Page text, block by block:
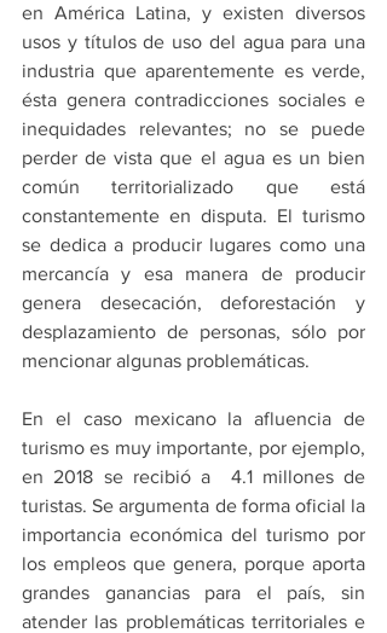
en América Latina, y existen diversos
usos y títulos de uso del agua para una
industria que aparentemente es verde,
ésta genera contradicciones sociales e
inequidades relevantes; no se puede
perder de vista que el agua es un bien
común territorializado que está
constantemente en disputa. El turismo
se dedica a producir lugares como una
mercancía y esa manera de producir
genera desecación, deforestación y
desplazamiento de personas, sólo por
mencionar algunas problemáticas.
En el caso mexicano la afluencia de
turismo es muy importante, por ejemplo,
en 2018 se recibió a  4.1 millones de
turistas. Se argumenta de forma oficial la
importancia económica del turismo por
los empleos que genera, porque aporta
grandes ganancias para el país, sin
atender las problemáticas territoriales e